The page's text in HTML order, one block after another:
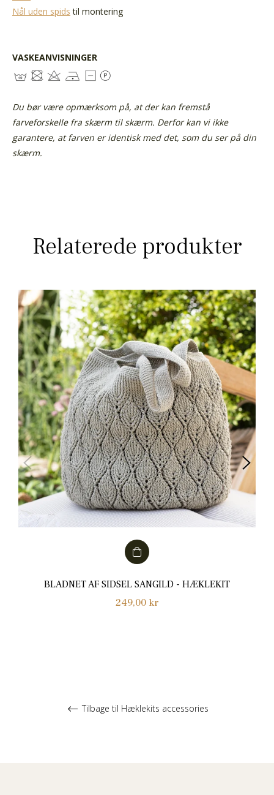
Nål uden spids til montering
VASKEANVISNINGER
Du bør være opmærksom på, at der kan fremstå
farveforskelle fra skærm til skærm. Derfor kan vi ikke
garantere, at farven er identisk med det, som du ser på din
skærm.
Relaterede produkter
BLADNET AF SIDSEL SANGILD - HÆKLEKIT
Normalpris
249,00 kr
Tilbage til Hæklekits accessories